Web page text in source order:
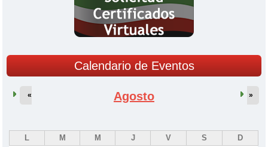
Calendario de Eventos
Agosto
« »
L M M J V S
D